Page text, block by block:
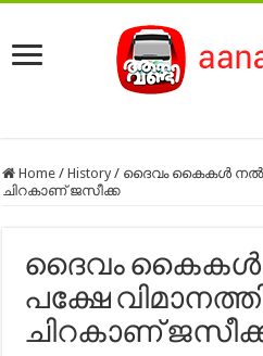
Home / History / ദൈവം കൈകൾ
ചിറകാണ് ജസീക്ക
ദൈവം കൈകൾ
പക്ഷേ
ചിറകാണ്